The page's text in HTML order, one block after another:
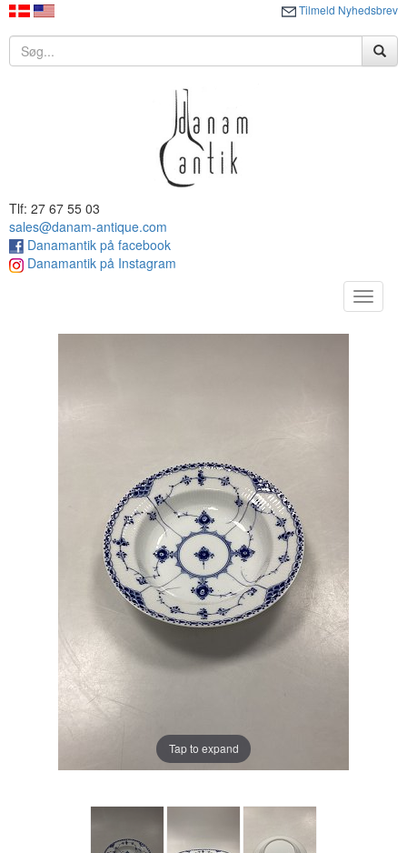
Tilmeld Nyhedsbrev
Tlf: 27 67 55 03
sales@danam-antique.com
Danamantik på facebook
Danamantik på Instagram
Toggle
Tap to expand